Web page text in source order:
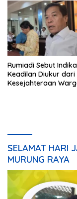
Rumiadi Sebut
Keadilan Diukur dari
Kesejahteraan
SELAMAT HARI
MURUNG RAYA